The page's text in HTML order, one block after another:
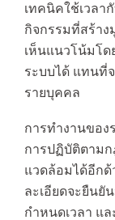
เทคนิคใช้เวลา
กิจกรรมที่สร้าง
เห็นแนวโน้มโ
ระบบได้ แทนที่
รายบุคคล
การทำงานของ
การปฏิบัติตาม
แวดล้อมได้อีกด้
ละเอียดจะยืนยั
กำหนดเวลา แ